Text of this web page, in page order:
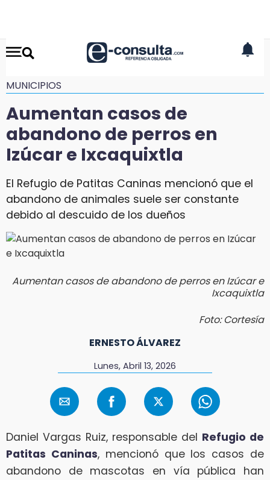
MUNICIPIOS
Aumentan casos de
abandono de perros en
Izúcar e Ixcaquixtla
El Refugio de Patitas Caninas mencionó que el
abandono de animales suele ser constante
debido al descuido de los dueños
Aumentan casos de abandono de perros en Izúcar e
Ixcaquixtla
Foto: Cortesía
ERNESTO ÁLVAREZ
Lunes, Abril 13, 2026
Daniel Vargas Ruiz, responsable del Refugio de
Patitas Caninas, mencionó que los casos de
abandono de mascotas en vía pública han